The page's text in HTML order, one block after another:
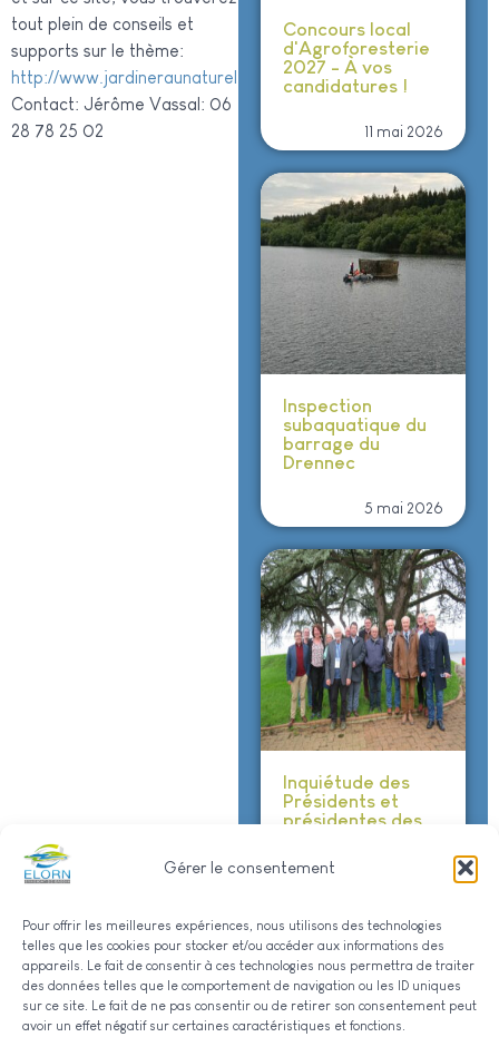
Gérer le consentement
Pour offrir les meilleures expériences, nous utilisons des technologies
telles que les cookies pour stocker et/ou accéder aux informations des
appareils. Le fait de consentir à ces technologies nous permettra de traiter
des données telles que le comportement de navigation ou les ID uniques
sur ce site. Le fait de ne pas consentir ou de retirer son consentement peut
avoir un effet négatif sur certaines caractéristiques et fonctions.
tout plein de conseils et
supports sur le thème:
http://www.jardineraunaturel.org/
Contact: Jérôme Vassal: 06
28 78 25 02
Concours local
d'Agroforesterie
2027 - À vos
candidatures !
11 mai 2026
Inspection
subaquatique du
barrage du
Drennec
5 mai 2026
Inquiétude des
Présidents et
présidentes des
Locales de l’Eau
de Bretagne
10 février 2026
Voir tous les articles